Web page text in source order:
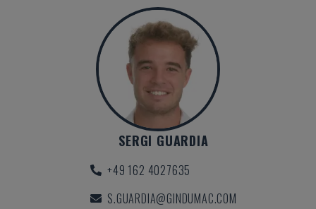
SERGI GUARDIA
+49 162 4027635
S.GUARDIA@GINDUMAC.COM